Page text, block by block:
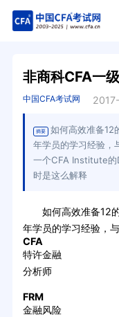
非商科CFA一
中国CFA考试网
摘要
如何高效准备12
年学员的学习经验，
一个CFA Institute的
时是这么解释
如何高效准备12
年学员的学习经验，
CFA
特许金融
分析师
FRM
金融风险